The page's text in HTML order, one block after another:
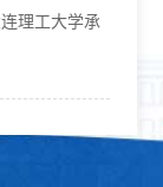
理工大学承